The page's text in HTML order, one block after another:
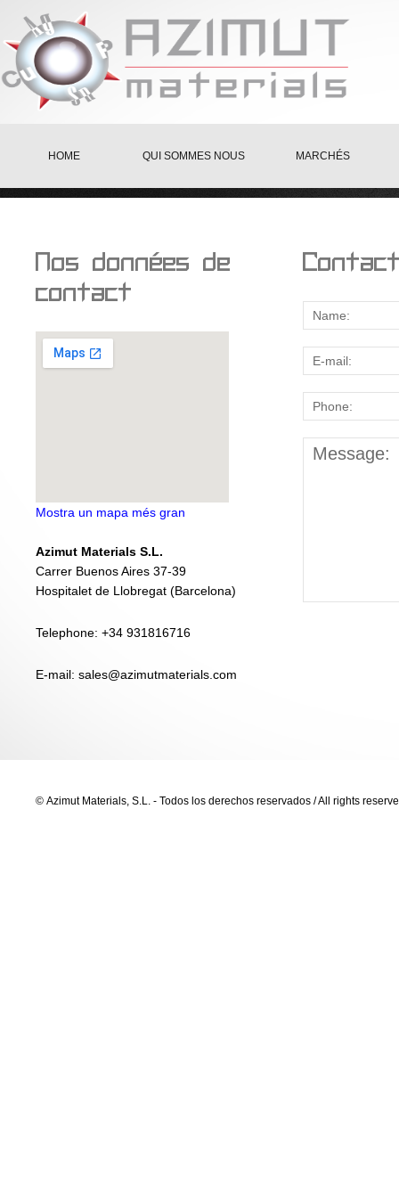
HOME QUI SOMMES NOUS MARCHÉS
Nos données de
contact
Mostra un mapa més gran
Azimut Materials S.L.
Carrer Buenos Aires 37-39
Hospitalet de Llobregat (Barcelona)
Telephone: +34 931816716
E-mail: sales@azimutmaterials.com
© Azimut Materials, S.L. - Todos los derechos reservados / All rights